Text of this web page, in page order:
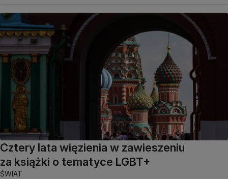
Cztery lata więzienia w zawieszeniu
za książki o tematyce LGBT+
ŚWIAT